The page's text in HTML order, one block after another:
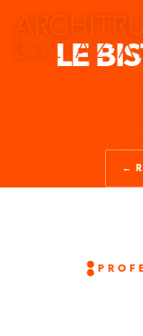
LE
←